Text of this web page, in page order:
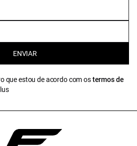
ENVIAR
que estou de acordo com ostermos de